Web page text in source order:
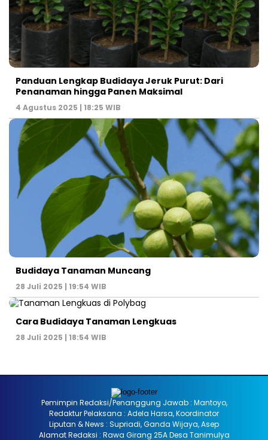
Panduan Lengkap Budidaya Jeruk Purut: Dari
Penanaman hingga Panen Maksimal
4 Agustus 2025 | 18:25 WIB
Budidaya Tanaman Muncang
28 Juli 2025 | 19:54 WIB
Cara Budidaya Tanaman Lengkuas
28 Juli 2025 | 18:54 WIB
Pemimpin Redaksi/Penanggung Jawab : Mantoyo,
Redaktur Pelaksana : Adela Harsa, Koordinator
Liputan & News : Supriadi, Ganda Wijaya, Asep
Alamat Redaksi : Rawa Girang 25A Desa Tanimulya